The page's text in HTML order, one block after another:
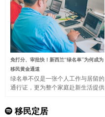
免打分、审批快！新西兰“绿名单”为何成为
移民黄金通道
绿名单不仅是一张个人工作与居留的
通行证，更为整个家庭赴新生活提供
移民定居